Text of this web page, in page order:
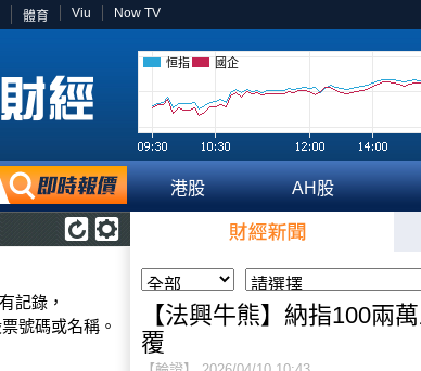
體育 Viu Now TV
恒指 國企
港股 AH股
記錄，
號碼或名稱。
【法興牛熊】納指100兩
覆